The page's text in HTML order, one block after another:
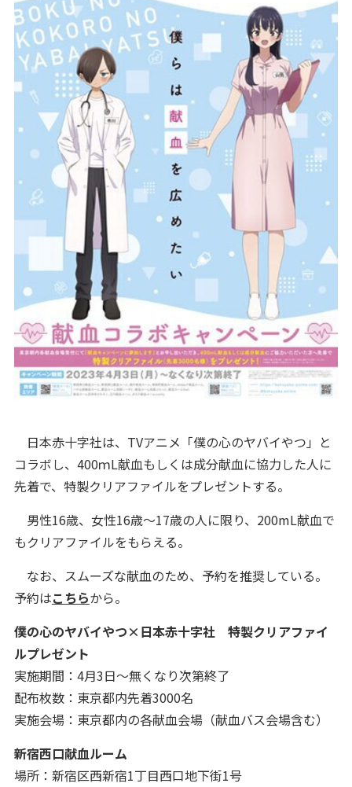
日本赤十字社は、TVアニメ「僕の心のヤバイやつ」と
コラボし、400ｍL献血もしくは成分献血に協力した人に
先着で、特製クリアファイルをプレゼントする。
男性16歳、女性16歳～17歳の人に限り、200mL献血で
もクリアファイルをもらえる。
なお、スムーズな献血のため、予約を推奨している。
予約はこちらから。
僕の心のヤバイやつ×日本赤十字社 特製クリアファイ
ルプレゼント
実施期間：4月3日～無くなり次第終了
配布枚数：東京都内先着3000名
実施会場：東京都内の各献血会場（献血バス会場含む）
新宿西口献血ルーム
場所：新宿区西新宿1丁目西口地下街1号